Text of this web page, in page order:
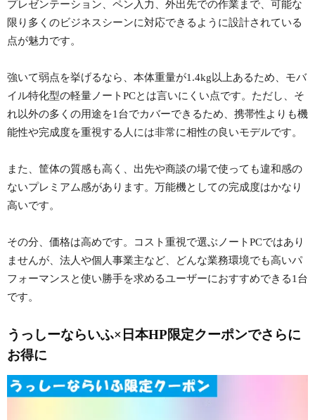
プレゼンテーション、ペン入力、外出先での作業まで、可能な
限り多くのビジネスシーンに対応できるように設計されている
点が魅力です。
強いて弱点を挙げるなら、本体重量が1.4kg以上あるため、モバ
イル特化型の軽量ノートPCとは言いにくい点です。ただし、そ
れ以外の多くの用途を1台でカバーできるため、携帯性よりも機
能性や完成度を重視する人には非常に相性の良いモデルです。
また、筐体の質感も高く、出先や商談の場で使っても違和感の
ないプレミアム感があります。万能機としての完成度はかなり
高いです。
その分、価格は高めです。コスト重視で選ぶノートPCではあり
ませんが、法人や個人事業主など、どんな業務環境でも高いパ
フォーマンスと使い勝手を求めるユーザーにおすすめできる1台
です。
うっしーならいふ×日本HP限定クーポンでさらに
お得に